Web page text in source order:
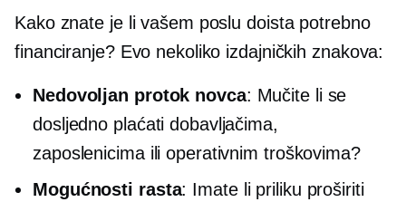
Kako znate je li vašem poslu doista potrebno
financiranje? Evo nekoliko izdajničkih znakova:
Nedovoljan protok novca: Mučite li se
dosljedno plaćati dobavljačima,
zaposlenicima ili operativnim troškovima?
Mogućnosti rasta: Imate li priliku proširiti